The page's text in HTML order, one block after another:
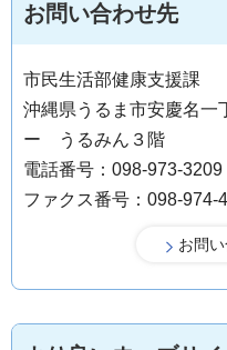
お問い合わせ先
市民生活部健康支援課
沖縄県うるま市安慶名一
ー うるみん３階
電話番号：098-973-3209
ファクス番号：098-974-